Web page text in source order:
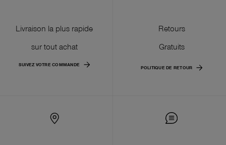
Livraison la plus rapide
sur tout achat
SUIVEZ VOTRE COMMANDE
Retours
Gratuits
POLITIQUE DE RETOUR